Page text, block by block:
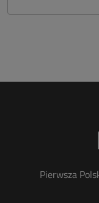
Pierwsza